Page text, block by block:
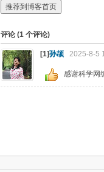
推荐到博客首页
评论 (1 个评论)
[1]孙颉 2025-8-5
感谢科学网